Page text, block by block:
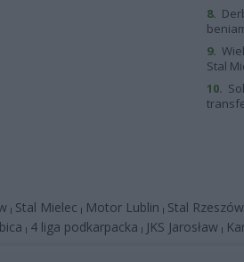
8.
9.
Stal
10.
| Stal Mielec | Motor Lublin | Stal Rzeszów
| 4 liga podkarpacka | JKS Jarosław |